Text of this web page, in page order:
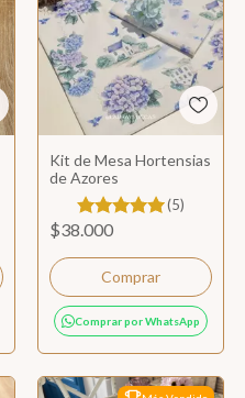
Kit de Mesa Hortensias
de Azores
(5)
$38.000
Comprar
Comprar por WhatsApp